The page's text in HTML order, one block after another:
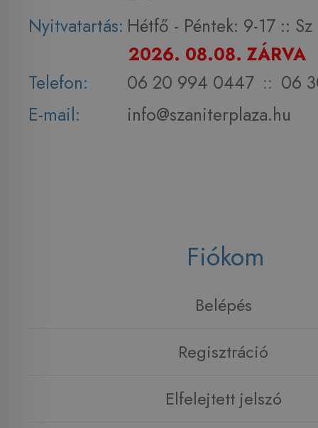
Nyitvatartás: Hétfő - Péntek: 9-17 :: Sz
2026. 08.08. ZÁRVA
Telefon:
06 20 994 0447 :: 06
E-mail:
info@szaniterplaza.hu
Fiókom
Belépés
Regisztráció
Elfelejtett jelszó